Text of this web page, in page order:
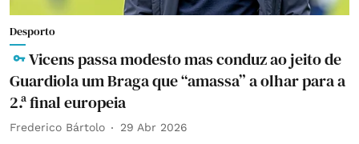
Desporto
Vicens passa modesto mas conduz ao jeito de
Guardiola um Braga que “amassa” a olhar para a
2.ª final europeia
Frederico Bártolo 29 Abr 2026